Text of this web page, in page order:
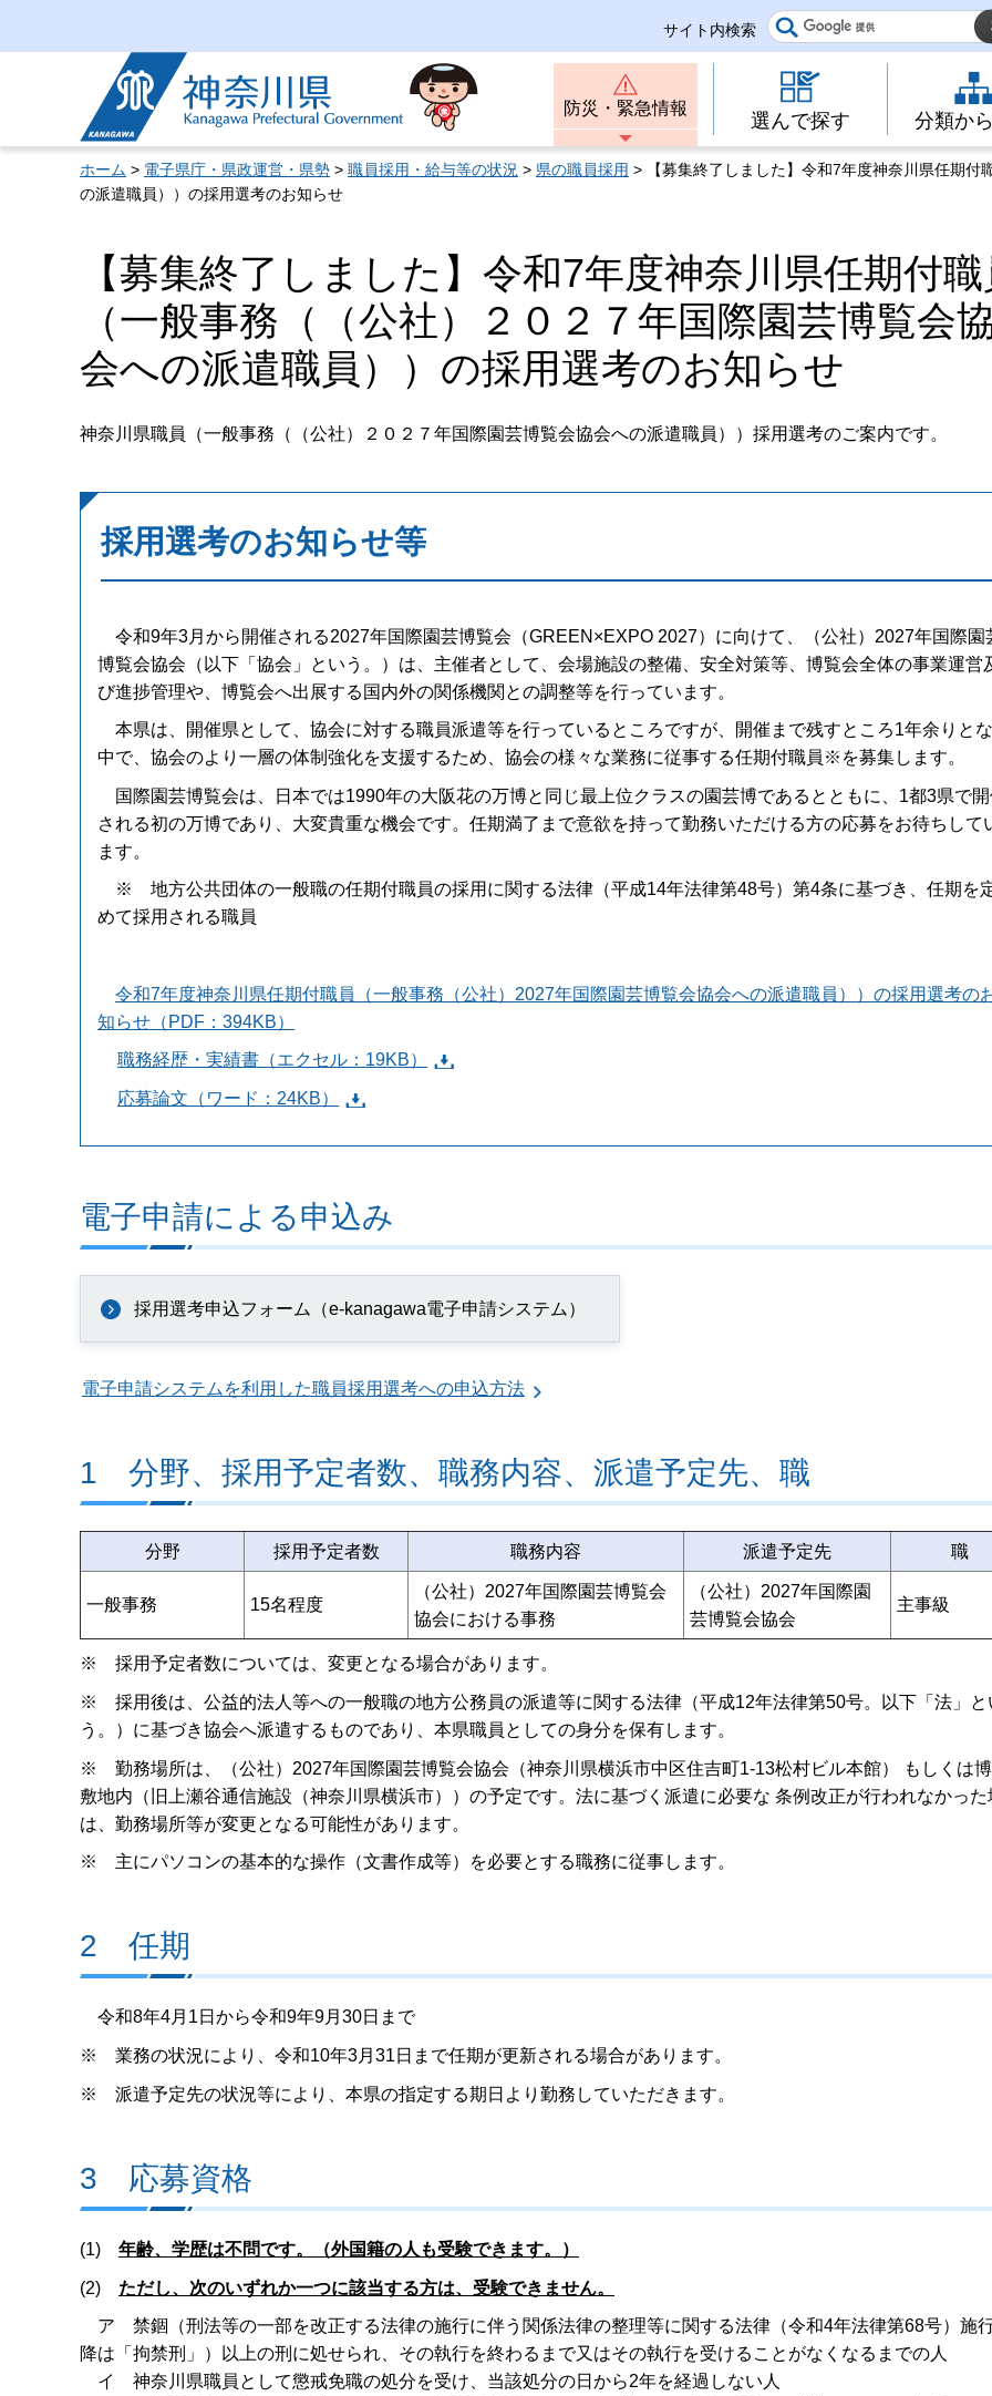
サイト内検索
神奈川県
防災・緊急情報
選んで探す 分類か
ホーム > 電子県庁・県政運営・県勢 > 職員採用・給与等の状況 > 県の職員採用 > 【募集終了しました】令和7年度神奈川県任期付
の派遣職員））の採用選考のお知らせ
【募集終了しました】令和7年度神奈川県任期付職
（一般事務（（公社）２０２７年国際園芸博覧会
会への派遣職員））の採用選考のお知らせ
神奈川県職員（一般事務（（公社）２０２７年国際園芸博覧会協会への派遣職員））採用選考のご案内です。
採用選考のお知らせ等
令和9年3月から開催される2027年国際園芸博覧会（GREEN×EXPO 2027）に向けて、（公社）2027年国際園
博覧会協会（以下「協会」という。）は、主催者として、会場施設の整備、安全対策等、博覧会全体の事業運営
び進捗管理や、博覧会へ出展する国内外の関係機関との調整等を行っています。
本県は、開催県として、協会に対する職員派遣等を行っているところですが、開催まで残すところ1年余りと
中で、協会のより一層の体制強化を支援するため、協会の様々な業務に従事する任期付職員※を募集します。
国際園芸博覧会は、日本では1990年の大阪花の万博と同じ最上位クラスの園芸博であるとともに、1都3県で開
される初の万博であり、大変貴重な機会です。任期満了まで意欲を持って勤務いただける方の応募をお待ちして
ます。
※ 地方公共団体の一般職の任期付職員の採用に関する法律（平成14年法律第48号）第4条に基づき、任期を
めて採用される職員
令和7年度神奈川県任期付職員（一般事務（公社）2027年国際園芸博覧会協会への派遣職員））の採用選考の
知らせ（PDF：394KB）
職務経歴・実績書（エクセル：19KB）
応募論文（ワード：24KB）
電子申請による申込み
採用選考申込フォーム（e-kanagawa電子申請システム）
電子申請システムを利用した職員採用選考への申込方法
1 分野、採用予定者数、職務内容、派遣予定先、職
分野 採用予定者数 職務内容 派遣予定先 職
一般事務 15名程度
（公社）2027年国際園芸博覧会
協会における事務
（公社）2027年国際園
芸博覧会協会
主事級
※ 採用予定者数については、変更となる場合があります。
※ 採用後は、公益的法人等への一般職の地方公務員の派遣等に関する法律（平成12年法律第50号。以下「法」と
う。）に基づき協会へ派遣するものであり、本県職員としての身分を保有します。
※ 勤務場所は、（公社）2027年国際園芸博覧会協会（神奈川県横浜市中区住吉町1-13松村ビル本館） もしくは
敷地内（旧上瀬谷通信施設（神奈川県横浜市））の予定です。法に基づく派遣に必要な 条例改正が行われなかった
は、勤務場所等が変更となる可能性があります。
※ 主にパソコンの基本的な操作（文書作成等）を必要とする職務に従事します。
2 任期
令和8年4月1日から令和9年9月30日まで
※ 業務の状況により、令和10年3月31日まで任期が更新される場合があります。
※ 派遣予定先の状況等により、本県の指定する期日より勤務していただきます。
3 応募資格
(1) 年齢、学歴は不問です。（外国籍の人も受験できます。）
(2) ただし、次のいずれか一つに該当する方は、受験できません。
ア 禁錮（刑法等の一部を改正する法律の施行に伴う関係法律の整理等に関する法律（令和4年法律第68号）施
降は「拘禁刑」）以上の刑に処せられ、その執行を終わるまで又はその執行を受けることがなくなるまでの人
イ 神奈川県職員として懲戒免職の処分を受け、当該処分の日から2年を経過しない人